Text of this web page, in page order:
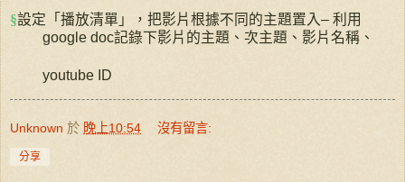
§設定「播放清單」，把影片根據不同的主題置入– 利用
google doc記錄下影片的主題、次主題、影片名稱、
youtube ID
Unknown 於 晚上10:54 沒有留言:
分享